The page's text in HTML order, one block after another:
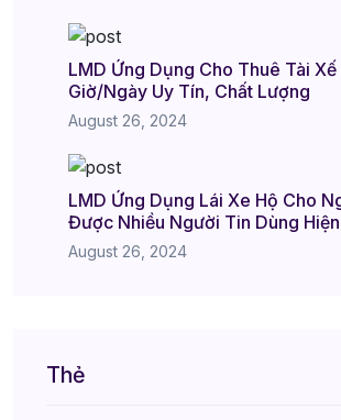
LMD Ứng Dụng Cho Thuê Tài
Giờ/Ngày Uy Tín, Chất Lượng
August 26, 2024
LMD Ứng Dụng Lái Xe Hộ Cho
Được Nhiều Người Tin Dùng
August 26, 2024
Thẻ